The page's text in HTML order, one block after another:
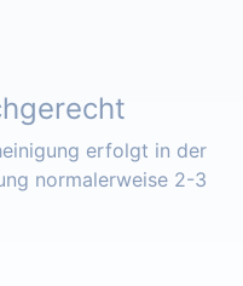
erfolgt in der
normalerweise 2-3